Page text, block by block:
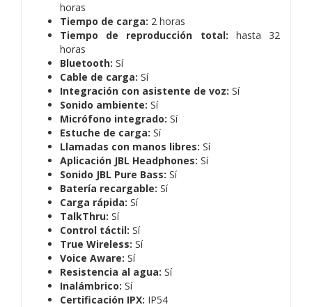
horas
Tiempo de carga: 2 horas
Tiempo de reproducción total: hasta 32
horas
Bluetooth: Sí
Cable de carga: Sí
Integración con asistente de voz: Sí
Sonido ambiente: Sí
Micrófono integrado: Sí
Estuche de carga: Sí
Llamadas con manos libres: Sí
Aplicación JBL Headphones: Sí
Sonido JBL Pure Bass: Sí
Batería recargable: Sí
Carga rápida: Sí
TalkThru: Sí
Control táctil: Sí
True Wireless: Sí
Voice Aware: Sí
Resistencia al agua: Sí
Inalámbrico: Sí
Certificación IPX: IP54